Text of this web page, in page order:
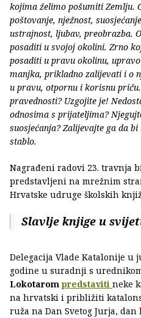
kojima želimo pošumiti Zemlju.
poštovanje, nježnost,
ustrajnost, ljubav, preobrazba.
posaditi u svojoj okolini. Zrno
posaditi u pravu okolinu,
manjka, prikladno zalijevati i o
u pravu, otpornu i korisnu
pravednosti? Uzgojite je!
odnosima s prijateljima?
suosjećanja? Zalijevajte ga da
stablo.
Nagrađeni radovi 23. travnja
predstavljeni na mrežnim
Hrvatske udruge školskih
Slavlje knjige u
Delegacija Vlade Katalonije u
godine u suradnji s
Lokotarom predstaviti neke
na hrvatski i približiti
ruža na Dan Svetog Jurja,